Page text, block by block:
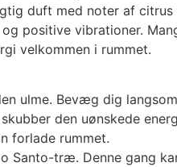
duft med noter af citrus
positive vibrationer.
velkommen i rummet.
ulme. Bevæg dig
den uønskede
forlade rummet.
Santo-træ. Denne gang